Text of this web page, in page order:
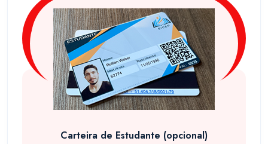
Carteira de Estudante (opcional)